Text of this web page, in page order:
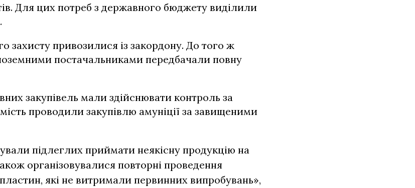
Для цих потреб з державного бюджету виділили
захисту привозилися із закордону. До того ж
постачальниками передбачали повну
закупівель мали здійснювати контроль за
проводили закупівлю амуніції за завищеними
підлеглих приймати неякісну продукцію на
організовувалися повторні проведення
які не витримали первинних випробувань»,